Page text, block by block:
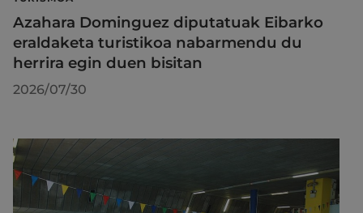
Azahara Dominguez diputatuak Eibarko
eraldaketa turistikoa nabarmendu du
herrira egin duen bisitan
2026/07/30